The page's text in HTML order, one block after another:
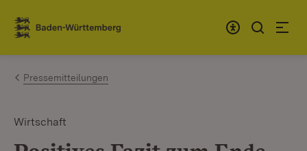
Zum Inhalt springen
Link zur Startseite
Pressemitteilungen
Wirtschaft